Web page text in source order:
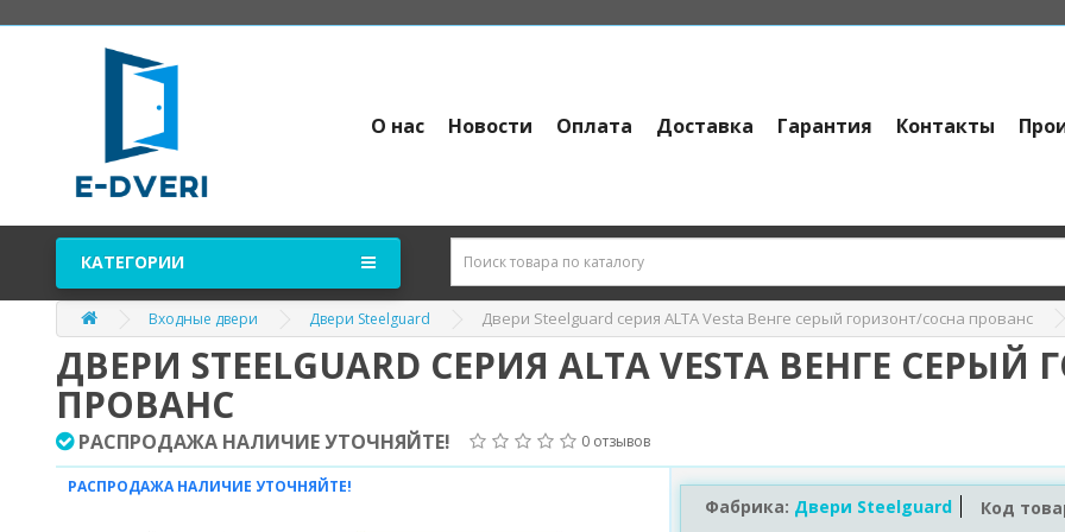
О нас Новости Оплата Доставка Гарантия Контакты
КАТЕГОРИИ
Входные двери Двери Steelguard Двери Steelguard серия АLTA Vesta Венге серый горизонт/сосна прованс
ДВЕРИ STEELGUARD СЕРИЯ АLTA VESTA ВЕНГЕ
ПРОВАНС
РАСПРОДАЖА НАЛИЧИЕ УТОЧНЯЙТЕ! 0 отзывов
РАСПРОДАЖА НАЛИЧИЕ УТОЧНЯЙТЕ!
Фабрика: Двери Steelguard Код